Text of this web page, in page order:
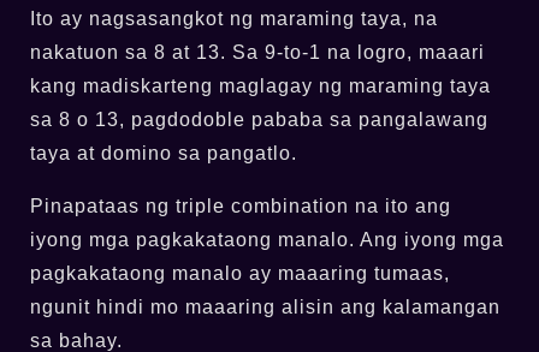
Ito ay nagsasangkot ng maraming taya, na
nakatuon sa 8 at 13. Sa 9-to-1 na logro, maaari
kang madiskarteng maglagay ng maraming taya
sa 8 o 13, pagdodoble pababa sa pangalawang
taya at domino sa pangatlo.
Pinapataas ng triple combination na ito ang
iyong mga pagkakataong manalo. Ang iyong mga
pagkakataong manalo ay maaaring tumaas,
ngunit hindi mo maaaring alisin ang kalamangan
sa bahay.